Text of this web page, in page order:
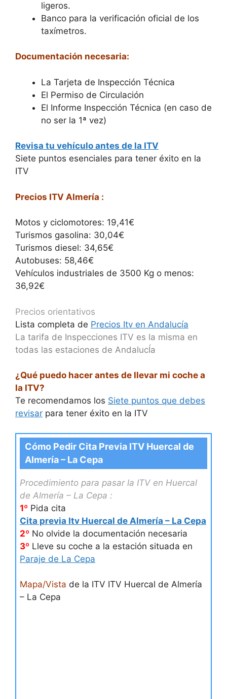
ligeros.
Banco para la verificación oficial de los
taxímetros.
Documentación necesaria:
La Tarjeta de Inspección Técnica
El Permiso de Circulación
El Informe Inspección Técnica (en caso de
no ser la 1ª vez)
Revisa tu vehículo antes de la ITV
Siete puntos esenciales para tener éxito en la
ITV
Precios ITV Almería :
Motos y ciclomotores: 19,41€
Turismos gasolina: 30,04€
Turismos diesel: 34,65€
Autobuses: 58,46€
Vehículos industriales de 3500 Kg o menos:
36,92€
Precios orientativos
Lista completa de Precios Itv en Andalucía
La tarifa de Inspecciones ITV es la misma en
todas las estaciones de AndalucÍa
¿Qué puedo hacer antes de llevar mi coche a
la ITV?
Te recomendamos los Siete puntos que debes
revisar para tener éxito en la ITV
Cómo Pedir Cita Previa ITV Huercal de
Almería – La Cepa
Procedimiento para pasar la ITV en Huercal
de Almería – La Cepa :
1º Pida cita
Cita previa Itv Huercal de Almería – La Cepa
2º No olvide la documentación necesaria
3º Lleve su coche a la estación situada en
Paraje de La Cepa
Mapa/Vista de la ITV ITV Huercal de Almería
– La Cepa